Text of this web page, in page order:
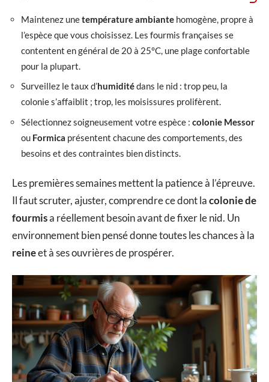
Maintenez unetempérature ambiante homogène, propre à
l’espèce que vous choisissez. Les fourmis françaises se
contentent en général de 20 à 25°C, une plage confortable
pour la plupart.
Surveillez le taux d’humiditédans le nid : trop peu, la
colonie s’affaiblit ; trop, les moisissures prolifèrent.
Sélectionnez soigneusement votre espèce : colonie Messor
ou Formica présentent chacune des comportements, des
besoins et des contraintes bien distincts.
Les premières semaines mettent la patience à l’épreuve.
Il faut scruter, ajuster, comprendre ce dont lacolonie de
fourmisa réellement besoin avant de fixer le nid. Un
environnement bien pensé donne toutes les chances à la
reineet à ses ouvrières de prospérer.